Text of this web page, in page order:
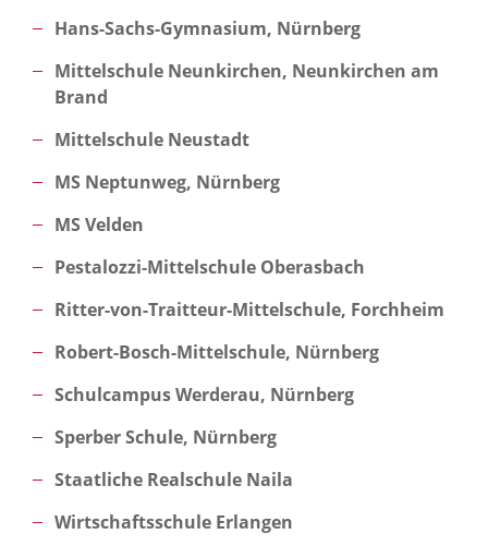
Hans-Sachs-Gymnasium, Nürnberg
Mittelschule Neunkirchen, Neunkirchen am
Brand
Mittelschule Neustadt
MS Neptunweg, Nürnberg
MS Velden
Pestalozzi-Mittelschule Oberasbach
Ritter-von-Traitteur-Mittelschule, Forchheim
Robert-Bosch-Mittelschule, Nürnberg
Schulcampus Werderau, Nürnberg
Sperber Schule, Nürnberg
Staatliche Realschule Naila
Wirtschaftsschule Erlangen